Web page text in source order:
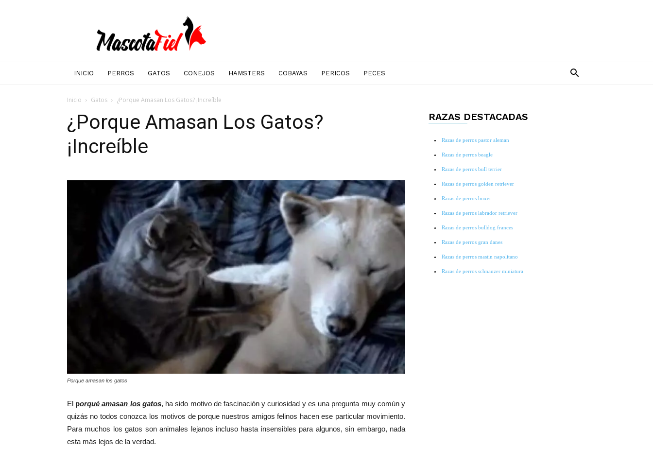
Mascotafiel
INICIO PERROS GATOS CONEJOS HAMSTERS COBAYAS PERICOS PECES
Inicio Gatos ¿Porque Amasan Los Gatos? ¡Increíble
¿Porque Amasan Los Gatos?
¡Increíble
Porque amasan los gatos
El porqué amasan los gatos, ha sido motivo de fascinación y curiosidad y es una pregunta muy común y
quizás no todos conozca los motivos de porque nuestros amigos felinos hacen ese particular movimiento.
Para muchos los gatos son animales lejanos incluso hasta insensibles para algunos, sin embargo, nada
esta más lejos de la verdad.
RAZAS DESTACADAS
Razas de perros pastor aleman
Razas de perros beagle
Razas de perros bull terrier
Razas de perros golden retriever
Razas de perros boxer
Razas de perros labrador retriever
Razas de perros bulldog frances
Razas de perros gran danes
Razas de perros mastin napolitano
Razas de perros schnauzer miniatura